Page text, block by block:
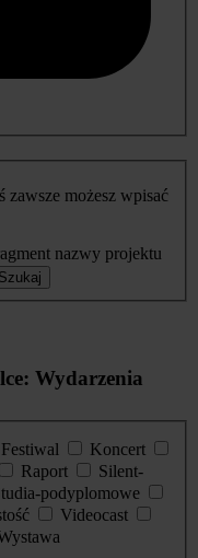
zawsze możesz wpisać
nazwy projektu
Szukaj
Wydarzenia
Festiwal
Koncert
Raport
Silent-
podyplomowe
Videocast